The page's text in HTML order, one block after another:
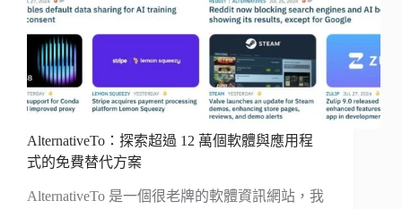
AlternativeTo：探索超過 12 萬個軟體與應用程
式的免費替代方案
AlternativeTo 是一個很老牌的軟體資訊網站，我